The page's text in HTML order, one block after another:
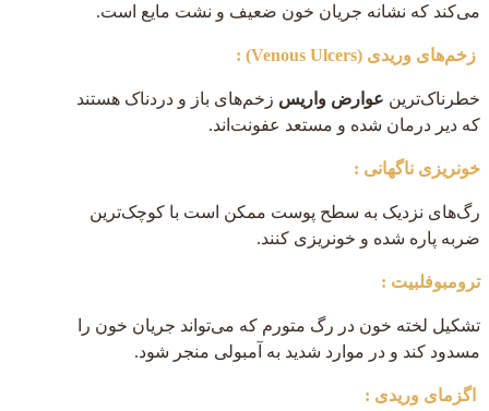
می‌کند که نشانه جریان خون ضعیف و نشت مایع است.
زخم‌های وریدی (Venous Ulcers) :
خطرناک‌ترین عوارض واریس زخم‌های باز و دردناک هستند
که دیر درمان شده و مستعد عفونت‌اند.
خونریزی ناگهانی :
رگ‌های نزدیک به سطح پوست ممکن است با کوچک‌ترین
ضربه پاره شده و خونریزی کنند.
ترومبوفلبیت :
تشکیل لخته خون در رگ متورم که می‌تواند جریان خون را
مسدود کند و در موارد شدید به آمبولی منجر شود.
اگزمای وریدی :